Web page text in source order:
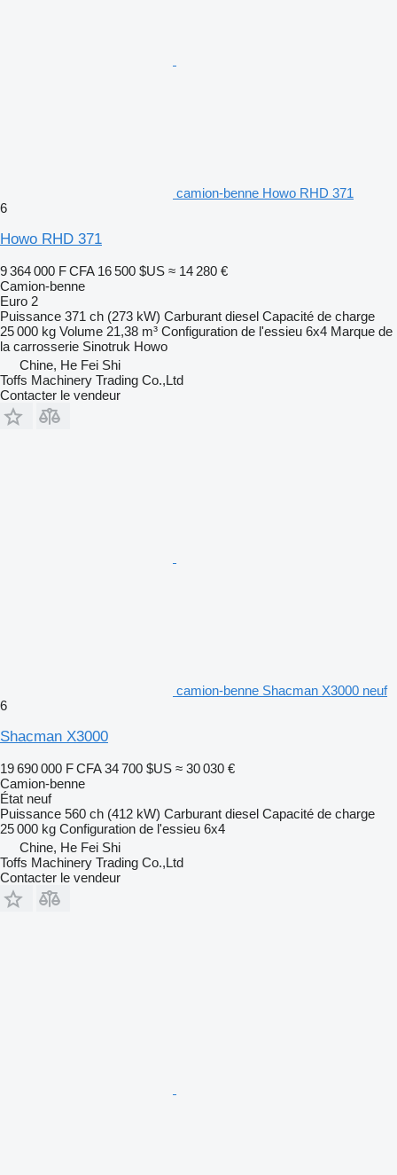
camion-benne Howo RHD 371
6
Howo RHD 371
9 364 000 F CFA 16 500 $US ≈ 14 280 €
Camion-benne
Euro 2
Puissance 371 ch (273 kW) Carburant diesel Capacité de charge
25 000 kg Volume 21,38 m³ Configuration de l'essieu 6x4 Marque de
la carrosserie Sinotruk Howo
Chine, He Fei Shi
Toffs Machinery Trading Co.,Ltd
Contacter le vendeur
camion-benne Shacman X3000 neuf
6
Shacman X3000
19 690 000 F CFA 34 700 $US ≈ 30 030 €
Camion-benne
État neuf
Puissance 560 ch (412 kW) Carburant diesel Capacité de charge
25 000 kg Configuration de l'essieu 6x4
Chine, He Fei Shi
Toffs Machinery Trading Co.,Ltd
Contacter le vendeur